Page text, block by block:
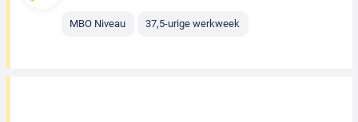
MBO Niveau 37,5-urige werkweek